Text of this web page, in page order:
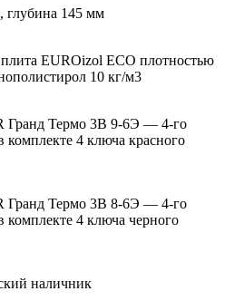
глубина 145 мм
EUROizol ECO плотностью
10 кг/м3
Гранд Термо 3В 9-6Э — 4-го
комплекте 4 ключа красного
Гранд Термо 3В 8-6Э — 4-го
комплекте 4 ключа черного
наличник